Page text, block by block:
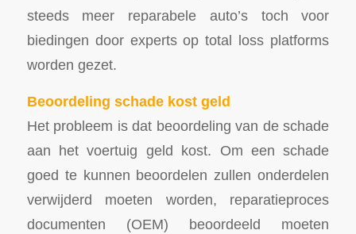
steeds meer reparabele auto’s toch voor
biedingen door experts op total loss platforms
worden gezet.
Beoordeling schade kost geld
Het probleem is dat beoordeling van de schade
aan het voertuig geld kost. Om een schade
goed te kunnen beoordelen zullen onderdelen
verwijderd moeten worden, reparatieproces
documenten (OEM) beoordeeld moeten